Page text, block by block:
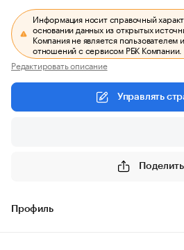
Информация носит справочный
основании данных из открытых
Компания не является пользователем
отношений с сервисом РБК Компании.
Редактировать описание
Управлять
Профиль